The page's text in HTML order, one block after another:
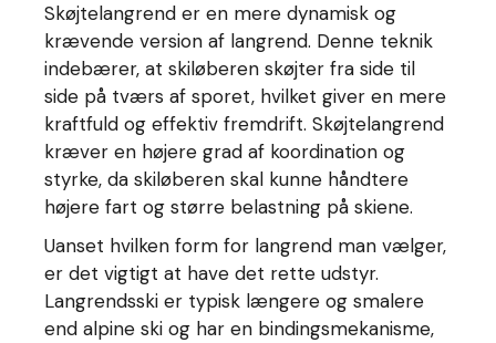
Skøjtelangrend er en mere dynamisk og
krævende version af langrend. Denne teknik
indebærer, at skiløberen skøjter fra side til
side på tværs af sporet, hvilket giver en mere
kraftfuld og effektiv fremdrift. Skøjtelangrend
kræver en højere grad af koordination og
styrke, da skiløberen skal kunne håndtere
højere fart og større belastning på skiene.
Uanset hvilken form for langrend man vælger,
er det vigtigt at have det rette udstyr.
Langrendsski er typisk længere og smalere
end alpine ski og har en bindingsmekanisme,